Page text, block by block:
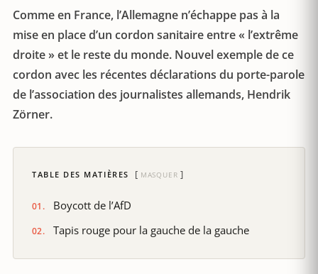
Comme en France, l’Allemagne n’échappe pas à la
mise en place d’un cordon sanitaire entre « l’extrême
droite » et le reste du monde. Nouvel exemple de ce
cordon avec les récentes déclarations du porte-parole
de l’association des journalistes allemands, Hendrik
Zörner.
TABLE DES MATIÈRES MASQUER
Boycott de l’AfD
Tapis rouge pour la gauche de la gauche